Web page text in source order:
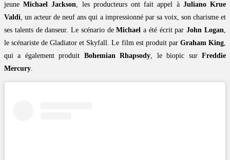
jeuneMichael Jackson, les producteurs ont fait appel à Juliano Krue
Valdi, un acteur de neuf ans qui a impressionné par sa voix, son charisme et
ses talents de danseur. Le scénario deMichael a été écrit parJohn Logan,
le scénariste de Gladiator et Skyfall. Le film est produit par Graham King,
qui a également produit Bohemian Rhapsody, le biopic surFreddie
Mercury.